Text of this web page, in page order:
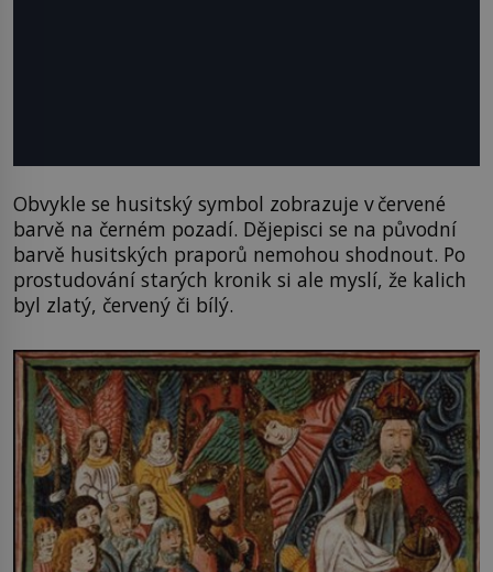
Obvykle se husitský symbol zobrazuje v červené
barvě na černém pozadí. Dějepisci se na původní
barvě husitských praporů nemohou shodnout. Po
prostudování starých kronik si ale myslí, že kalich
byl zlatý, červený či bílý.